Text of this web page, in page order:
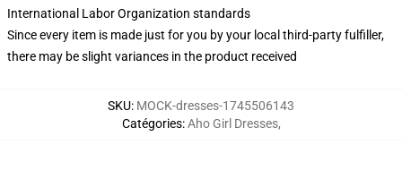
International Labor Organization standards
Since every item is made just for you by your local third-party fulfiller,
there may be slight variances in the product received
SKU: MOCK-dresses-1745506143
Catégories:Aho Girl Dresses,